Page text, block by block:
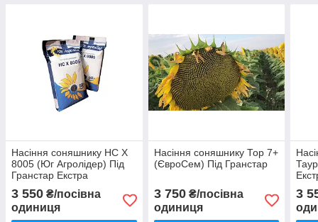
Насіння соняшнику НС Х
8005 (Юг Агролідер) Під
Гранстар Екстра
3 550 ₴/посівна
одиниця
Насіння соняшнику Тор 7+
(ЄвроСем) Під Гранстар
3 750₴/посівна
одиниця
3